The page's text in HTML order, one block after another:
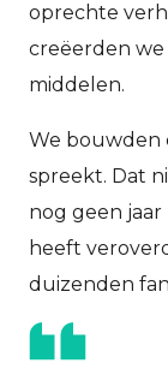
oprechte
creëerden
middelen.
We bouwden
spreekt. Dat
nog geen
heeft
duizenden